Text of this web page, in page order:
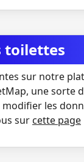
toilettes
sur notre
une sorte
les
sur cette page